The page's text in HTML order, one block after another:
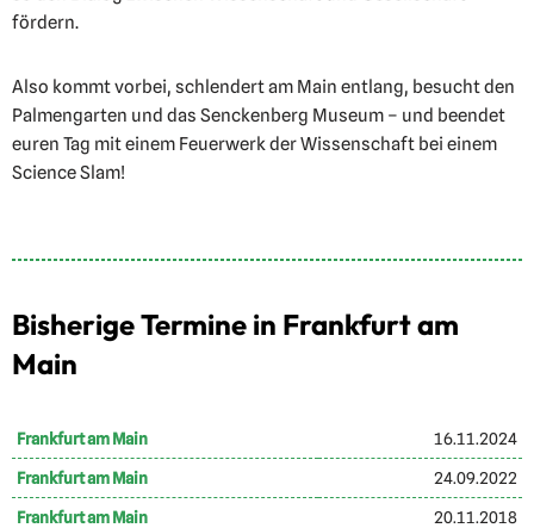
fördern.
Also kommt vorbei, schlendert am Main entlang, besucht den
Palmengarten und das Senckenberg Museum – und beendet
euren Tag mit einem Feuerwerk der Wissenschaft bei einem
Science Slam!
Bisherige Termine in Frankfurt am
Main
Frankfurt am Main 16.11.2024
Frankfurt am Main 24.09.2022
Frankfurt am Main 20.11.2018